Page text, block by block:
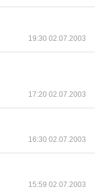
19:30 02.07.2003
17:20 02.07.2003
16:30 02.07.2003
15:59 02.07.2003